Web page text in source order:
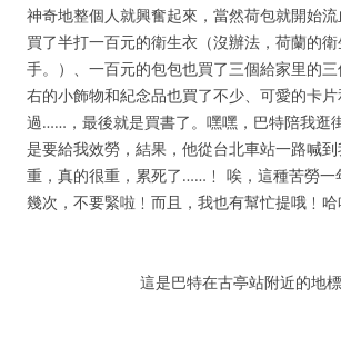
神奇地整個人就興奮起來，當然荷包就開始
買了半打一百元的衛生衣（沒辦法，荷蘭的
手。）、一百元的包包也買了三個給家里的
右的小飾物和紀念品也買了不少、可愛的卡
過……，最後就是買書了。嘿嘿，巴特陪我逛
是要給我效勞，結果，他從台北車站一路喊到
重，真的很重，累死了……﹗ 唉，這種苦勞一
幾次，不要緊啦﹗而且，我也有幫忙提哦﹗哈
這是巴特在古亭站附近的地標